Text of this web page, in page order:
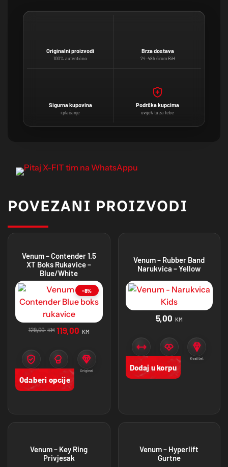
Originalni proizvodi
100% autentično
Brza dostava
24–48h širom BiH
Sigurna kupovina
i plaćanje
Podrška kupcima
uvijek tu za tebe
POVEZANI PROIZVODI
Venum – Contender 1.5
XT Boks Rukavice –
Blue/White
-8%
129,00 KM 119,00 KM
Zaštita Namjena Original
Odaberi opcije
Venum – Rubber Band
Narukvica – Yellow
5,00 KM
Zaštita Venum Kvalitet
Dodaj u korpu
Venum – Key Ring
Privjesak
Venum – Hyperlift
Gurtne